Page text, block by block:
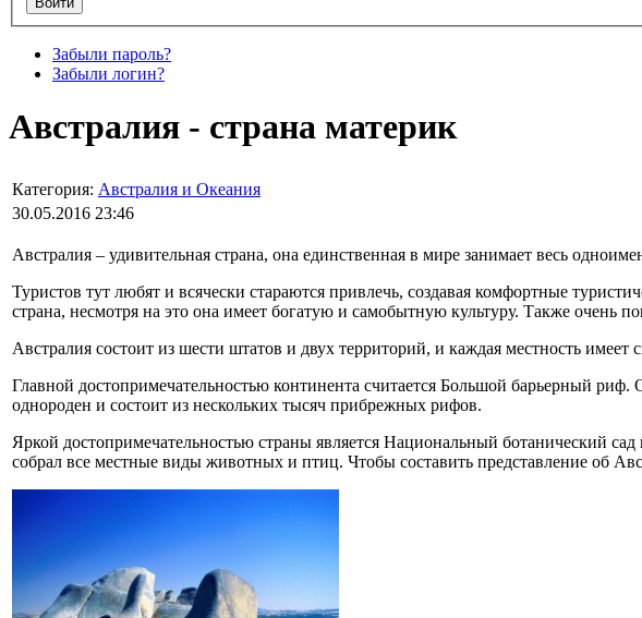
Забыли пароль?
Забыли логин?
Австралия - страна материк
Категория: Австралия и Океания
30.05.2016 23:46
Австралия – удивительная страна, она единственная в мире занимает весь
Туристов тут любят и всячески стараются привлечь, создавая комфортные
страна, несмотря на это она имеет богатую и самобытную культуру. Также
Австралия состоит из шести штатов и двух территорий, и каждая местность имеет
Главной достопримечательностью континента считается Большой барьерный
однороден и состоит из нескольких тысяч прибрежных рифов.
Яркой достопримечательностью страны является Национальный ботанический
собрал все местные виды животных и птиц. Чтобы составить представление об